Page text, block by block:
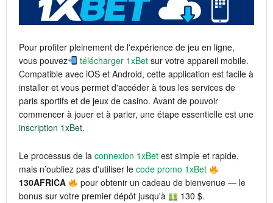
Pour profiter pleinement de l'expérience de jeu en ligne,
vous pouvez
télécharger 1xBet sur votre appareil mobile.
Compatible avec iOS et Android, cette application est facile à
installer et vous permet d'accéder à tous les services de
paris sportifs et de jeux de casino. Avant de pouvoir
commencer à jouer et à parier, une étape essentielle est une
inscription 1xBet.
Le processus de la connexion 1xBet est simple et rapide,
mais n’oubliez pas d'utiliser le code promo 1xBet
130AFRICA
pour obtenir un cadeau de bienvenue — le
bonus sur votre premier dépôt jusqu'à
130 $.